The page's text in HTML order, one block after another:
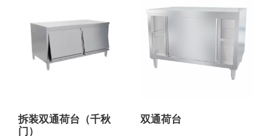
拆装双通荷台（千秋
门）
双通荷台